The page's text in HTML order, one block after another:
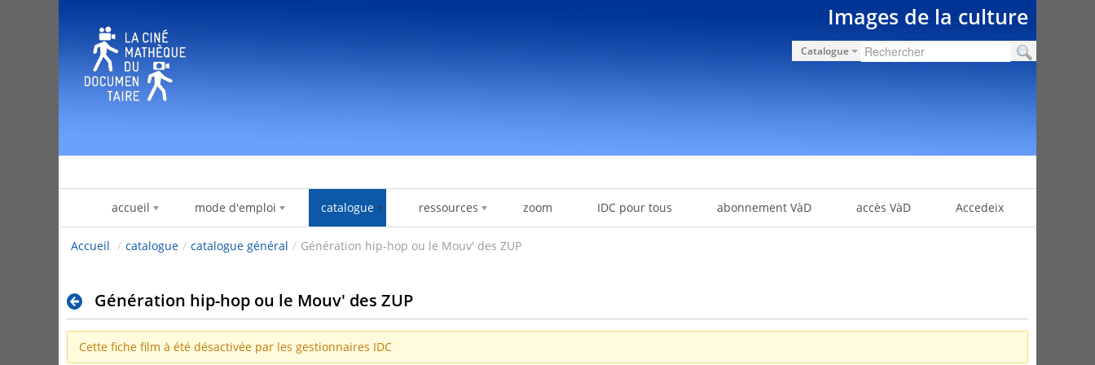
Images de la culture
Catalogue
accueil mode d'emploi catalogue ressources zoom IDC pour tous abonnement VàD accès VàD Accedeix
Accueil / catalogue / catalogue général / Génération hip-hop ou le Mouv' des ZUP
Génération hip-hop ou le Mouv' des ZUP
Cette fiche film à été désactivée par les gestionnaires IDC